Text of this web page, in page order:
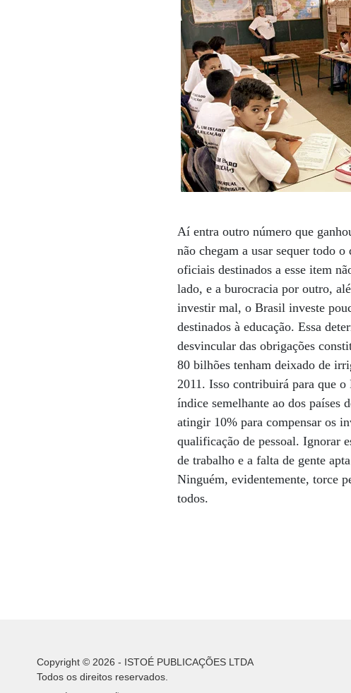
Aí entra outro número que
não chegam a usar sequer todo
oficiais destinados a esse item
lado, e a burocracia por outro,
investir mal, o Brasil investe
destinados à educação. Essa
desvincular das obrigações
80 bilhões tenham deixado de
2011. Isso contribuirá para que
índice semelhante ao dos países
atingir 10% para compensar os
qualificação de pessoal. Ignorar
de trabalho e a falta de gente
Ninguém, evidentemente, torce
todos.
Copyright © 2026 - ISTOÉ PUBLICAÇÕES LTDA
Todos os direitos reservados.